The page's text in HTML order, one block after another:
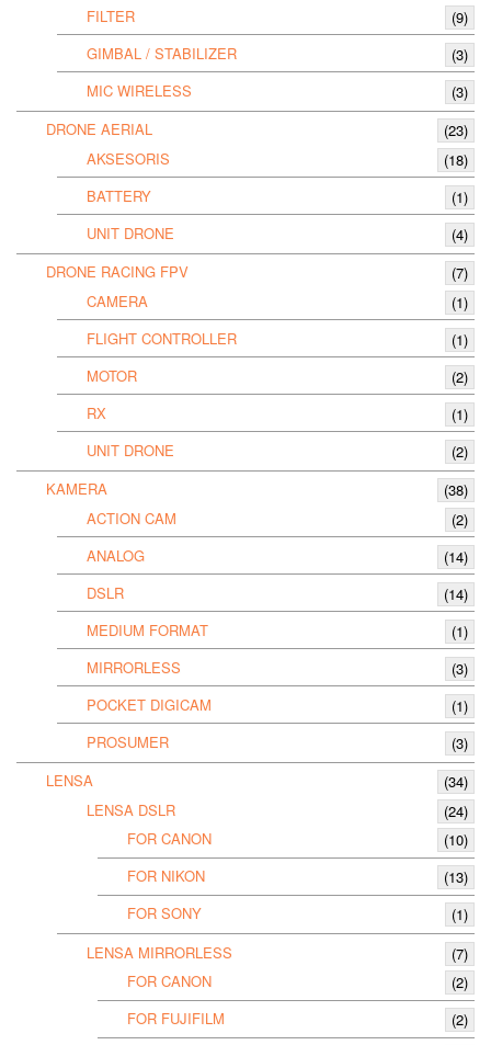
FILTER
(9)
GIMBAL / STABILIZER
(3)
MIC WIRELESS
(3)
DRONE AERIAL
(23)
AKSESORIS
(18)
BATTERY
(1)
UNIT DRONE
(4)
DRONE RACING FPV
(7)
CAMERA
(1)
FLIGHT CONTROLLER
(1)
MOTOR
(2)
RX
(1)
UNIT DRONE
(2)
KAMERA
(38)
ACTION CAM
(2)
ANALOG
(14)
DSLR
(14)
MEDIUM FORMAT
(1)
MIRRORLESS
(3)
POCKET DIGICAM
(1)
PROSUMER
(3)
LENSA
(34)
LENSA DSLR
(24)
FOR CANON
(10)
FOR NIKON
(13)
FOR SONY
(1)
LENSA MIRRORLESS
(7)
FOR CANON
(2)
FOR FUJIFILM
(2)